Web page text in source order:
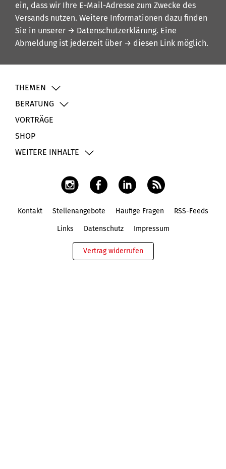
ein, dass wir Ihre E-Mail-Adresse zum Zwecke des
Versands nutzen. Weitere Informationen dazu finden
Sie in unserer → Datenschutzerklärung. Eine
Abmeldung ist jederzeit über → diesen Link möglich.
THEMEN
BERATUNG
VORTRÄGE
SHOP
WEITERE INHALTE
Kontakt Stellenangebote Häufige Fragen RSS-Feeds
Links Datenschutz Impressum
Vertrag widerrufen